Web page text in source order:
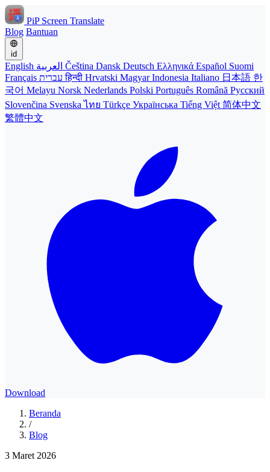
PiP Screen Translate
Blog Bantuan
id
English Čeština Dansk Deutsch Ελληνικά Español Suomi
Français
עבריתहिन्दी Hrvatski MagyarIndonesia Italiano 日本語 한
국어 Melayu Norsk Nederlands Polski Português Română Русский
Slovenčina Svenskaไทย Türkçe Українська Tiếng Việt 简体中文
繁體中文
Download
Beranda
/
Blog
3 Maret 2026